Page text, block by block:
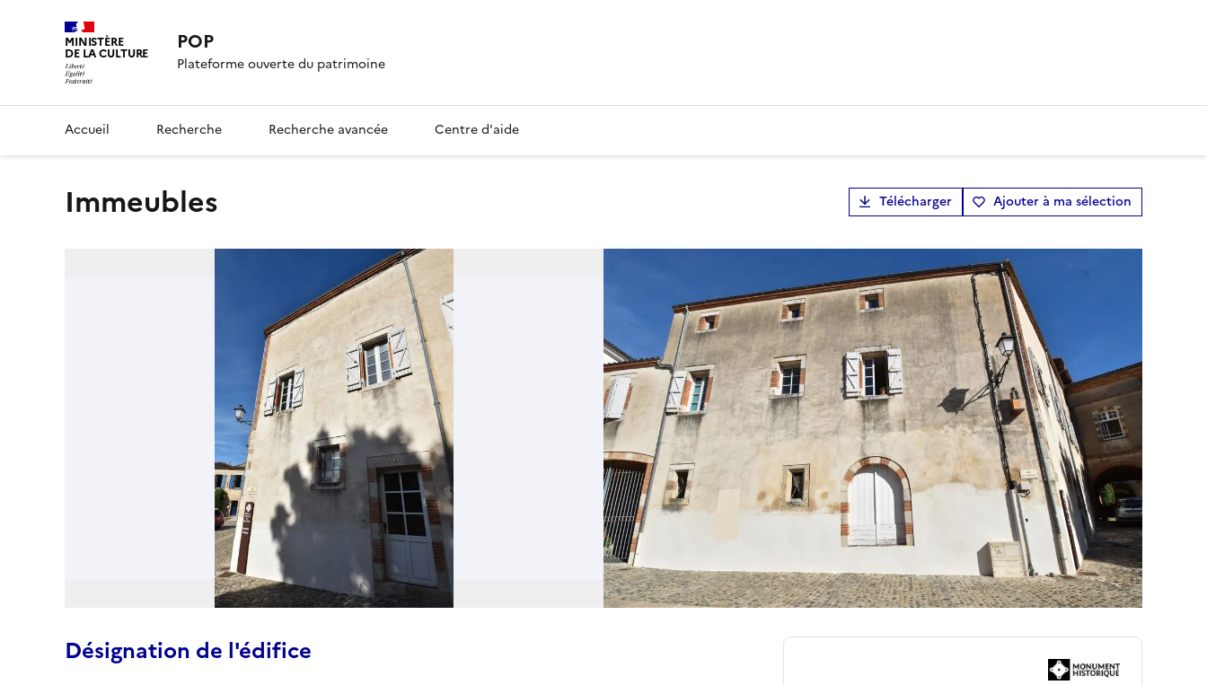
MINISTÈRE
DE LA CULTURE POP
Plateforme ouverte du patrimoine
Accueil Recherche Recherche avancée Centre d'aide
Immeubles Télécharger Ajouter à ma sélection
Désignation de l'édifice